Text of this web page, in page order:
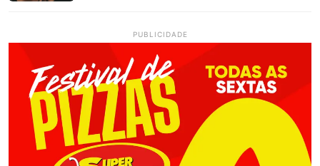
PUBLICIDADE